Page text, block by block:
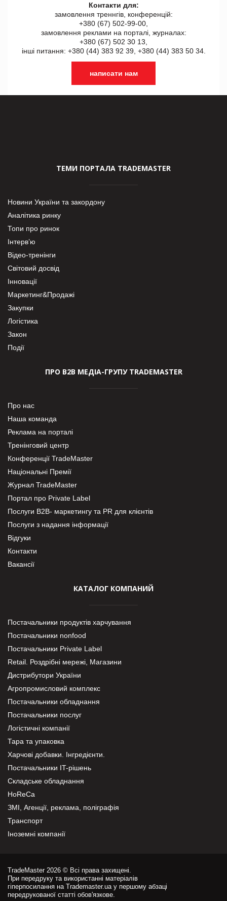
Контакти для:
замовлення треннгів, конференцій:
+380 (67) 502-99-00,
замовлення реклами на порталі, журналах:
+380 (67) 502 30 13,
інші питання: +380 (44) 383 92 39, +380 (44) 383 50 34.
написати нам
ТЕМИ ПОРТАЛА TRADEMASTER
Новини України та закордону
Аналітика ринку
Топи про ринок
Інтерв’ю
Відео-тренінги
Світовий досвід
Інновації
Маркетинг&Продажі
Закупки
Логістика
Закон
Події
ПРО В2В МЕДІА-ГРУПУ TRADEMASTER
Про нас
Наша команда
Реклама на порталі
Тренінговий центр
Конференції TradeMaster
Національні Премії
Журнал TradeMaster
Портал про Private Label
Послуги В2В- маркетингу та PR для клієнтів
Послуги з надання інформації
Відгуки
Контакти
Вакансії
КАТАЛОГ КОМПАНИЙ
Постачальники продуктів харчування
Постачальники nonfood
Постачальники Private Label
Retail. Роздрібні мережі, Магазини
Дистрибутори України
Агропромисловий комплекс
Постачальники обладнання
Постачальники послуг
Логістичні компанії
Тара та упаковка
Харчові добавки. Інгредієнти.
Постачальники IT-рішень
Складське обладнання
HoReCa
ЗМІ, Агенції, реклама, поліграфія
Транспорт
Іноземні компанії
TradeMaster 2026 © Всі права захищені.
При передруку та використанні матеріалів
гіперпосилання на Trademaster.ua у першому абзаці
передрукованої статті обов'язкове.